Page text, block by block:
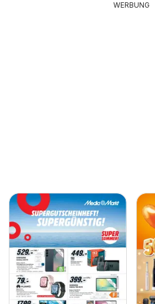
WERBUNG